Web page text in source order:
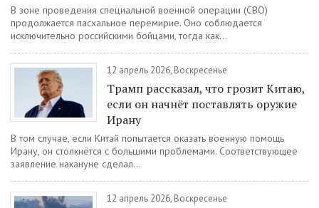
В зоне проведения специальной военной операции (СВО)
продолжается пасхальное перемирие. Оно соблюдается
исключительно российскими бойцами, тогда как...
12 апрель 2026, Воскресенье
Трамп рассказал, что грозит Китаю,
если он начнёт поставлять оружие
Ирану
В том случае, если Китай попытается оказать военную помощь
Ирану, он столкнётся с большими проблемами. Соответствующее
заявление накануне сделал...
12 апрель 2026, Воскресенье